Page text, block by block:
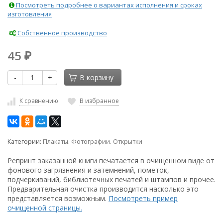
Посмотреть подробнее о вариантах исполнения и сроках
изготовления
Собственное производство
45 ₽
- + В корзину
К сравнению В избранное
Категории: Плакаты. Фотографии. Открытки
Репринт заказанной книги печатается в очищенном виде от
фонового загрязнения и затемнений, пометок,
подчеркиваний, библиотечных печатей и штампов и прочее.
Предварительная очистка производится насколько это
представляется возможным. Посмотреть пример
очищенной страницы.